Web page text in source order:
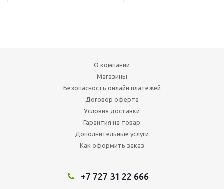
О компании
Магазины
Безопасность онлайн платежей
Договор оферта
Условия доставки
Гарантия на товар
Дополнительные услуги
Как оформить заказ
+7 727 31 22 666